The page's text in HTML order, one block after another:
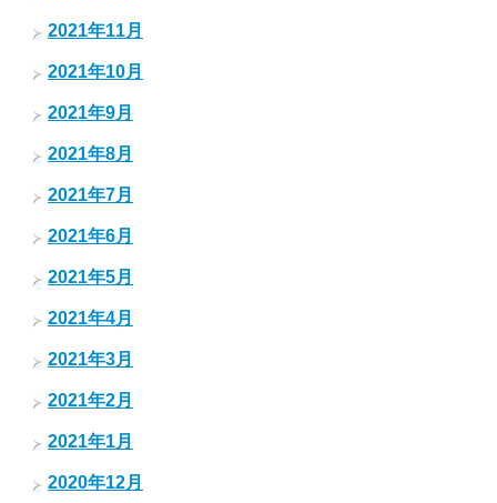
2021年11月
2021年10月
2021年9月
2021年8月
2021年7月
2021年6月
2021年5月
2021年4月
2021年3月
2021年2月
2021年1月
2020年12月